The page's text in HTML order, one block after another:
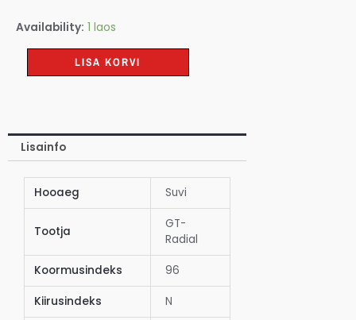
Availability: 1 laos
LISA KORVI
Lisainfo
Hooaeg Suvi
Tootja
GT-
Radial
Koormusindeks 96
Kiirusindeks N